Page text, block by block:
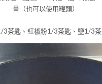
量（也可以使用罐頭）
3茶匙、紅椒粉1/3茶匙、鹽1/3